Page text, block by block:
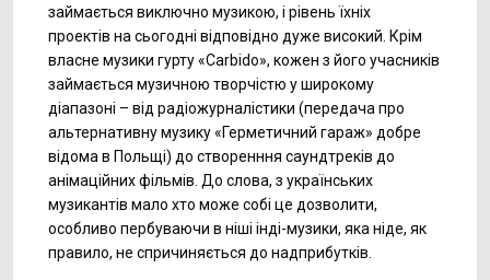
займається виключно музикою, і рівень їхніх
проектів на сьогодні відповідно дуже високий. Крім
власне музики гурту «Carbido», кожен з його учасників
займається музичною творчістю у широкому
діапазоні – від радіожурналістики (передача про
альтернативну музику «Герметичний гараж» добре
відома в Польщі) до створенння саундтреків до
анімаційних фільмів. До слова, з українських
музикантів мало хто може собі це дозволити,
особливо пербуваючи в ніші інді-музики, яка ніде, як
правило, не спричиняється до надприбутків.